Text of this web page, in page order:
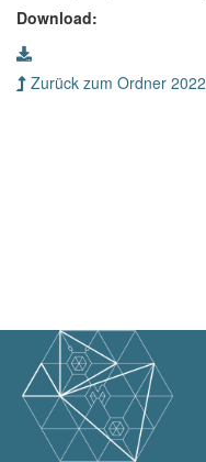
Download:
Zurück zum Ordner 2022